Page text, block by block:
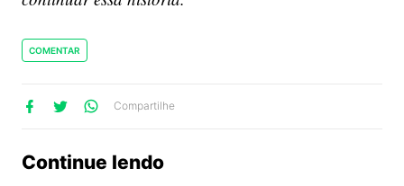
COMENTAR
Compartilhe
Continue lendo